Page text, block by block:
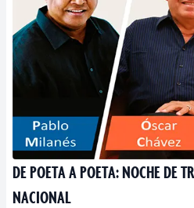
DE POETA A POETA: NOCHE DE
NACIONAL